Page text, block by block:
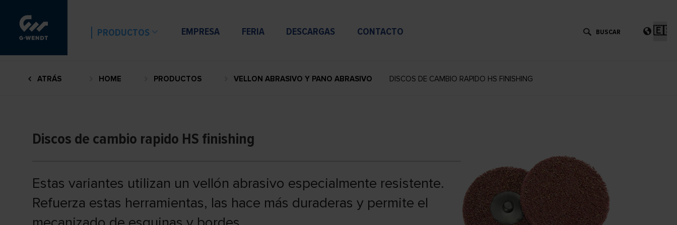
PRODUCTOS EMPRESA FERIA DESCARGAS CONTACTO
un
ATRÁS HOME PRODUCTOS VELLON ABRASIVO Y PANO ABRASIVO DISCOS DE CAMBIO RAPIDO HS FINISHING
Discos de cambio rapido HS finishing
Estas variantes utilizan un vellón abrasivo especialmente resistente.
Refuerza estas herramientas, las hace más duraderas y permite el